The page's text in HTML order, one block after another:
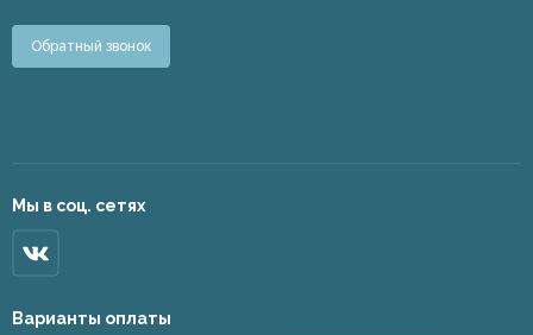
Обратный звонок
Мы в соц. сетях
Варианты оплаты